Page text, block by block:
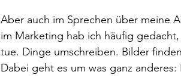
Aber auch im Sprechen über meine
im Marketing hab ich häufig
tue. Dinge umschreiben. Bilder
Dabei geht es um was ganz